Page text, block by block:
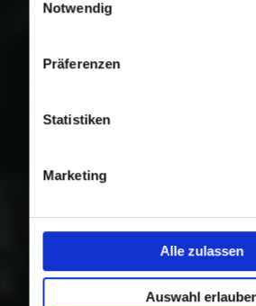
Nutzung der Dienste gesammelt
Notwendig
Präferenzen
Statistiken
Marketing
Alle zulassen
Auswahl